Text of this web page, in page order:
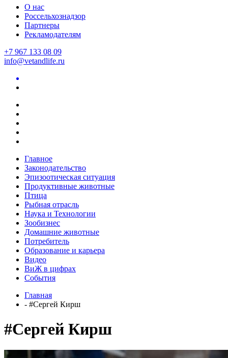
О нас
Россельхознадзор
Партнеры
Рекламодателям
+7 967 133 08 09
info@vetandlife.ru
Главное
Законодательство
Эпизоотическая ситуация
Продуктивные животные
Птица
Рыбная отрасль
Наука и Технологии
Зообизнес
Домашние животные
Потребитель
Образование и карьера
Видео
ВиЖ в цифрах
События
Главная
- #Сергей Кирш
#Сергей Кирш